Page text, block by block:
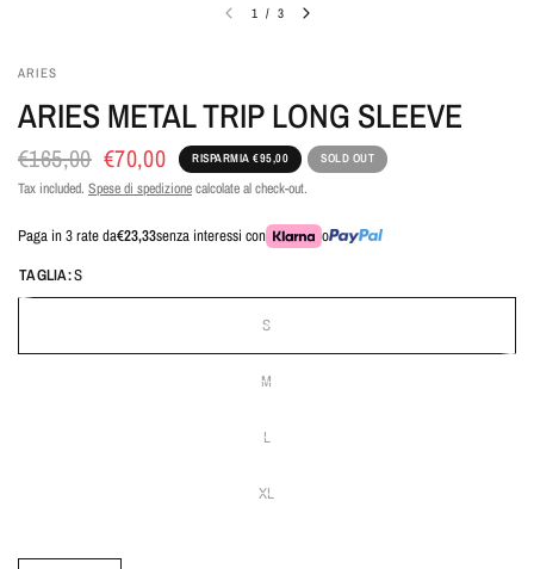
1 / 3
ARIES
ARIES METAL TRIP LONG SLEEVE
€165,00 €70,00 RISPARMIA €95,00 SOLD OUT
Tax included. Spese di spedizionecalcolate al check-out.
Paga in 3 rate da€23,33senza interessi con
o
TAGLIA:S
S
M
L
XL